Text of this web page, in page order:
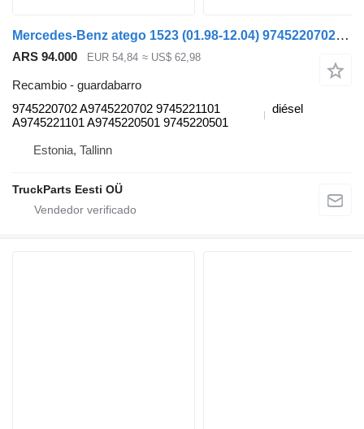
Mercedes-Benz atego 1523 (01.98-12.04) 9745220702 guardabarro para Mercedes-Benz Atego, Atego 2, Atego 3 (1996-) cabeza tractora
ARS 94.000 EUR 54,84 ≈ US$ 62,98
Recambio - guardabarro
9745220702 A9745220702 9745221101
A9745221101 A9745220501 9745220501
diésel
Estonia, Tallinn
TruckParts Eesti OÜ